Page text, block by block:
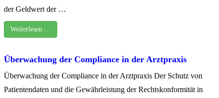
der Geldwert der …
Weiterlesen …
Überwachung der Compliance in der Arztpraxis
Überwachung der Compliance in der Arztpraxis Der Schutz von
Patientendaten und die Gewährleistung der Rechtskonformität in